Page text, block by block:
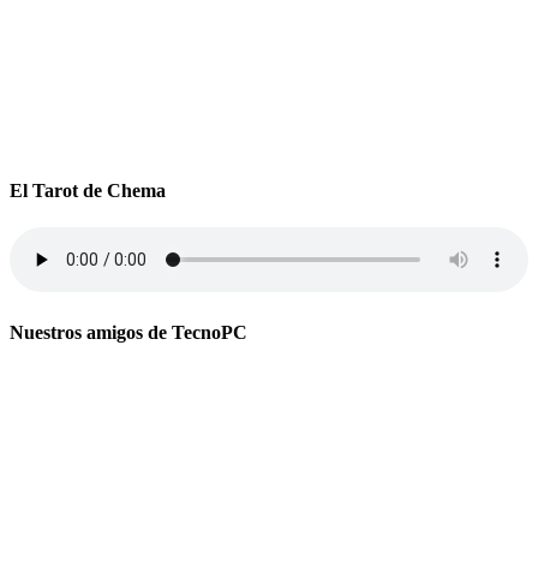
El Tarot de Chema
Nuestros amigos de TecnoPC